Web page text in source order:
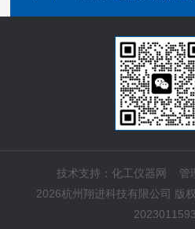
技术支持： 化工仪器网 管
2026杭州翔进科技有限公司 版